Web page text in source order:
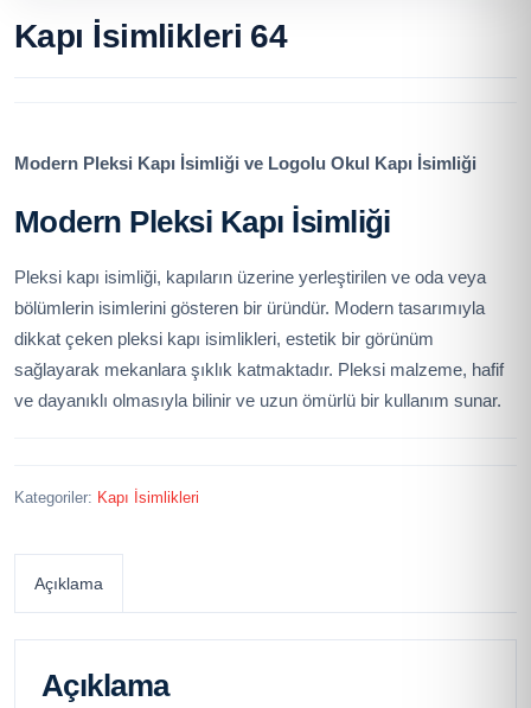
Kapı İsimlikleri 64
Modern Pleksi Kapı İsimliği ve Logolu Okul Kapı İsimliği
Modern Pleksi Kapı İsimliği
Pleksi kapı isimliği, kapıların üzerine yerleştirilen ve oda veya
bölümlerin isimlerini gösteren bir üründür. Modern tasarımıyla
dikkat çeken pleksi kapı isimlikleri, estetik bir görünüm
sağlayarak mekanlara şıklık katmaktadır. Pleksi malzeme, hafif
ve dayanıklı olmasıyla bilinir ve uzun ömürlü bir kullanım sunar.
Kategoriler: Kapı İsimlikleri
Açıklama
Açıklama